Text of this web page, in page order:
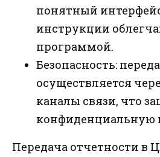
понятный
инструкции
программой.
Безопасность:
осуществляется
каналы связи, что
Передача отчетности в